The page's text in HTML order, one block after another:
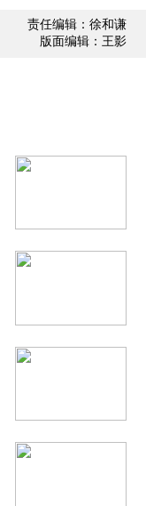
责任编辑：徐和谦
版面编辑：王影